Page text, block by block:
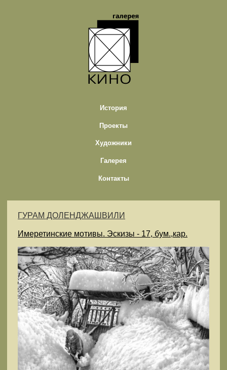
История
Проекты
Художники
Галерея
Контакты
ГУРАМ ДОЛЕНДЖАШВИЛИ
Имеретинские мотивы. Эскизы - 17, бум.,кар.